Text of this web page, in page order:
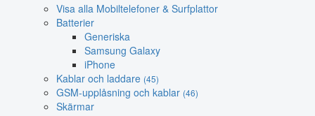
Visa alla Mobiltelefoner & Surfplattor
Batterier
Generiska
Samsung Galaxy
iPhone
Kablar och laddare (45)
GSM-upplåsning och kablar (46)
Skärmar